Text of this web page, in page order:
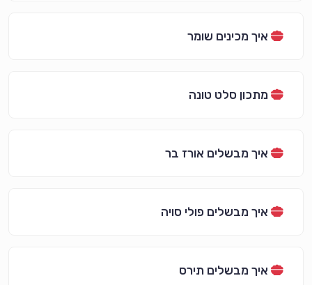
איך מכינים שומר
מתכון סלט טונה
איך מבשלים אורז בר
איך מבשלים פולי סויה
איך מבשלים תירס